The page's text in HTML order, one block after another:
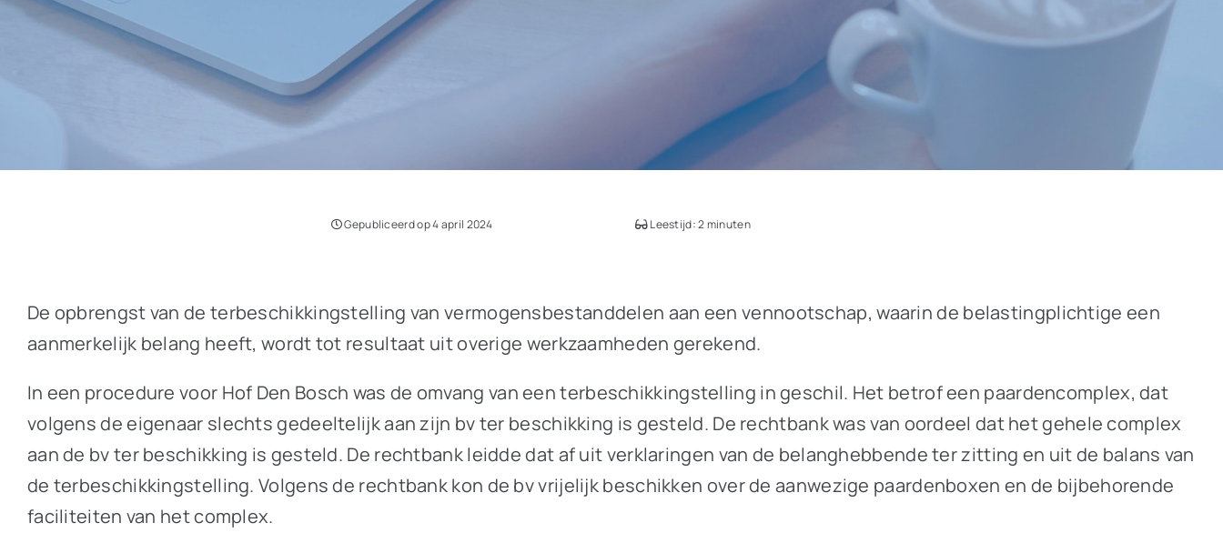
Gepubliceerd op 4 april 2024 Leestijd: 2 minuten
De opbrengst van de terbeschikkingstelling van vermogensbestanddelen aan een vennootschap, waarin de belastingplichtige een
aanmerkelijk belang heeft, wordt tot resultaat uit overige werkzaamheden gerekend.
In een procedure voor Hof Den Bosch was de omvang van een terbeschikkingstelling in geschil. Het betrof een paardencomplex, dat
volgens de eigenaar slechts gedeeltelijk aan zijn bv ter beschikking is gesteld. De rechtbank was van oordeel dat het gehele complex
aan de bv ter beschikking is gesteld. De rechtbank leidde dat af uit verklaringen van de belanghebbende ter zitting en uit de balans van
de terbeschikkingstelling. Volgens de rechtbank kon de bv vrijelijk beschikken over de aanwezige paardenboxen en de bijbehorende
faciliteiten van het complex.